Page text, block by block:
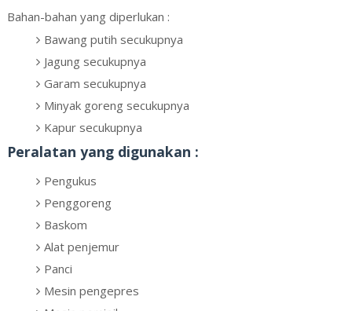
Bahan-bahan yang diperlukan :
Bawang putih secukupnya
Jagung secukupnya
Garam secukupnya
Minyak goreng secukupnya
Kapur secukupnya
Peralatan yang digunakan :
Pengukus
Penggoreng
Baskom
Alat penjemur
Panci
Mesin pengepres